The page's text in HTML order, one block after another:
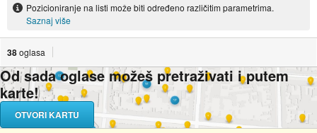
Pozicioniranje na listi može biti određeno različitim parametrima.
Saznaj više
38oglasa
Od sada oglase možeš pretraživati i putem
karte!
OTVORI KARTU